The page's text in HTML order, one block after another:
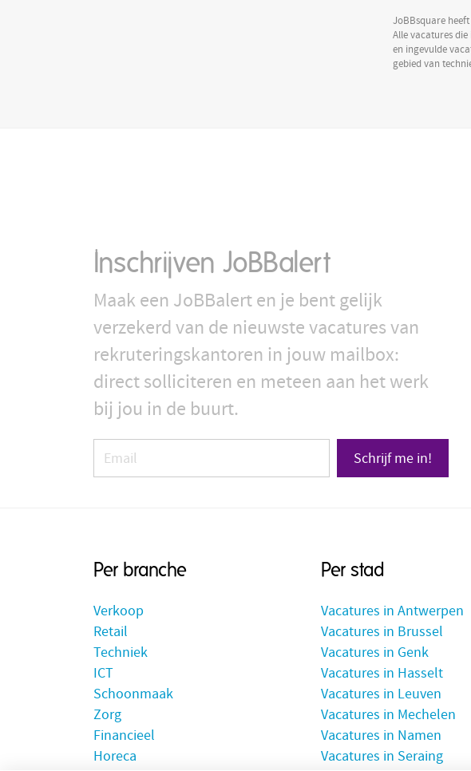
JoBBsquare
Alle vacatures
en ingevulde
gebied van
Inschrijven JoBBalert
Maak een JoBBalert en je bent gelijk
verzekerd van de nieuwste vacatures van
rekruteringskantoren in jouw mailbox:
direct solliciteren en meteen aan het werk
bij jou in de buurt.
Schrijf me in!
Per branche
Verkoop
Retail
Techniek
ICT
Schoonmaak
Zorg
Financieel
Horeca
Per stad
Vacatures in Antwerpen
Vacatures in Brussel
Vacatures in Genk
Vacatures in Hasselt
Vacatures in Leuven
Vacatures in Mechelen
Vacatures in Namen
Vacatures in Seraing